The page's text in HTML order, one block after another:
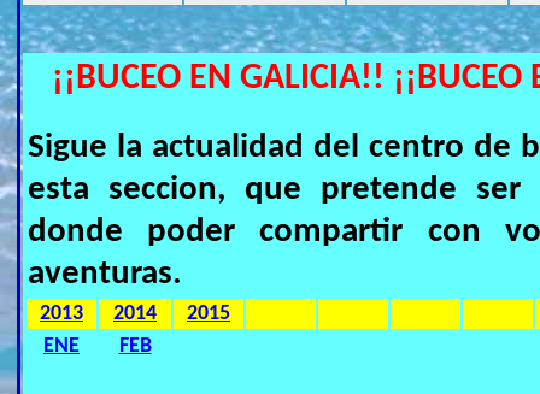
¡¡BUCEO EN GALICIA!!
Sigue la actualidad del centro de
esta seccion, que pretende
donde poder compartir con
aventuras.
2013 2014
2015
ENE
FEB